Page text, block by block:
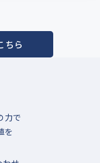
ちら
力で
を